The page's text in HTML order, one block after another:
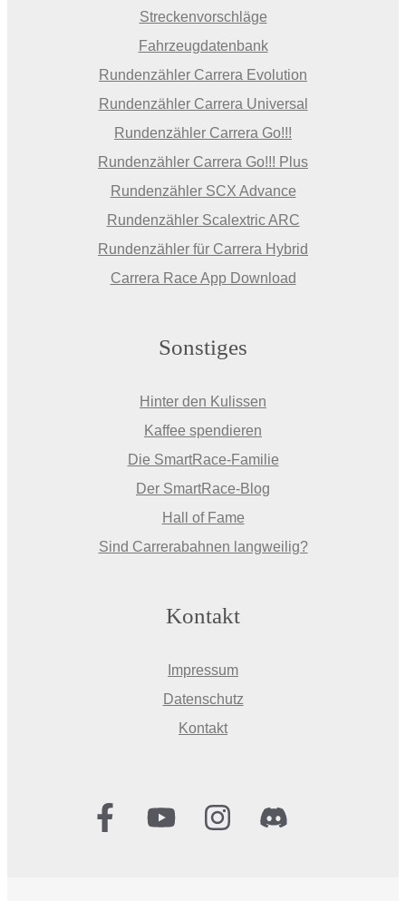
Streckenvorschläge
Fahrzeugdatenbank
Rundenzähler Carrera Evolution
Rundenzähler Carrera Universal
Rundenzähler Carrera Go!!!
Rundenzähler Carrera Go!!! Plus
Rundenzähler SCX Advance
Rundenzähler Scalextric ARC
Rundenzähler für Carrera Hybrid
Carrera Race App Download
Sonstiges
Hinter den Kulissen
Kaffee spendieren
Die SmartRace-Familie
Der SmartRace-Blog
Hall of Fame
Sind Carrerabahnen langweilig?
Kontakt
Impressum
Datenschutz
Kontakt